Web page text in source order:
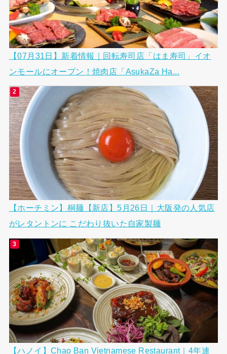
【07月31日】新着情報｜回転寿司店「はま寿司」イオ
ンモールにオープン！焼肉店「AsukaZa Ha...
【ホーチミン】桐麺【新店】5月26日｜大阪発の人気店
がレタントンに こだわり抜いた自家製麺
【ハノイ】Chao Ban Vietnamese Restaurant｜4年連